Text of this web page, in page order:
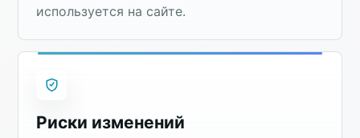
используется на сайте.
Риски изменений